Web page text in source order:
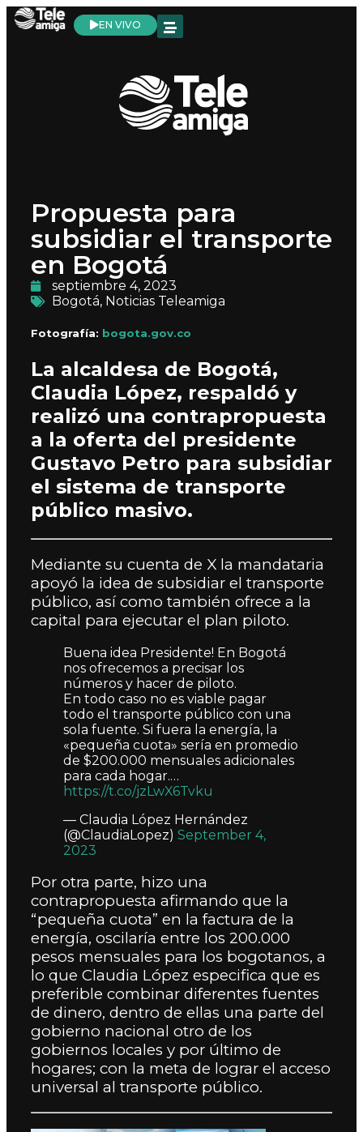
EN VIVO
Propuesta para
subsidiar el transporte
en Bogotá
septiembre 4, 2023
Bogotá, Noticias Teleamiga
Fotografía: bogota.gov.co
La alcaldesa de Bogotá,
Claudia López, respaldó y
realizó una contrapropuesta
a la oferta del presidente
Gustavo Petro para subsidiar
el sistema de transporte
público masivo.
Mediante su cuenta de X la mandataria
apoyó la idea de subsidiar el transporte
público, así como también ofrece a la
capital para ejecutar el plan piloto.
Buena idea Presidente! En Bogotá
nos ofrecemos a precisar los
números y hacer de piloto.
En todo caso no es viable pagar
todo el transporte público con una
sola fuente. Si fuera la energía, la
«pequeña cuota» sería en promedio
de $200.000 mensuales adicionales
para cada hogar.…
https://t.co/jzLwX6Tvku
— Claudia López Hernández
(@ClaudiaLopez) September 4,
2023
Por otra parte, hizo una
contrapropuesta afirmando que la
“pequeña cuota” en la factura de la
energía, oscilaría entre los 200.000
pesos mensuales para los bogotanos, a
lo que Claudia López especifica que es
preferible combinar diferentes fuentes
de dinero, dentro de ellas una parte del
gobierno nacional otro de los
gobiernos locales y por último de
hogares; con la meta de lograr el acceso
universal al transporte público.